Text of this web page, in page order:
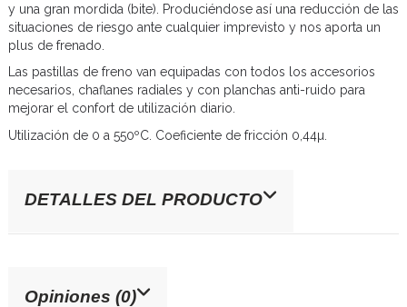
y una gran mordida (bite). Produciéndose así una reducción de las
situaciones de riesgo ante cualquier imprevisto y nos aporta un
plus de frenado.
Las pastillas de freno van equipadas con todos los accesorios
necesarios, chaflanes radiales y con planchas anti-ruido para
mejorar el confort de utilización diario.
Utilización de 0 a 550ºC. Coeficiente de fricción 0,44µ.
DETALLES DEL PRODUCTO
Opiniones (0)